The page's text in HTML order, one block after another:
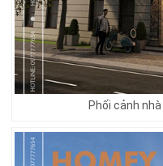
Phối cảnh